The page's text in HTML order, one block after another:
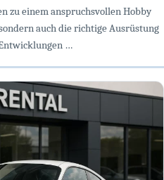
zu einem anspruchsvollen Hobby
auch die richtige Ausrüstung
…